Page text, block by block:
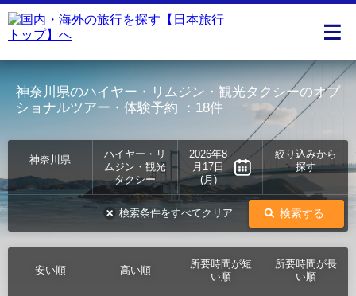
神奈川県のハイヤー・リムジン・観光タクシーのオプ
ショナルツアー・体験予約 ：18件
神奈川県
ハイヤー・リ
ムジン・観光
タクシー
2026年8
月17日
(月)
絞り込みから
探す
検索する
検索条件をすべてクリア
安い順 高い順
所要時間が短
い順
所要時間が長
い順